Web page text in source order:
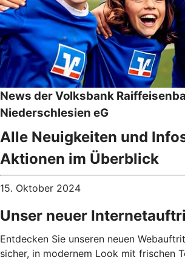
News der Volksbank
Niederschlesien eG
Alle Neuigkeiten und
Aktionen im Überblick
15. Oktober 2024
Unser neuer
Entdecken Sie unseren neuen
sicher, in modernem Look mit frischen